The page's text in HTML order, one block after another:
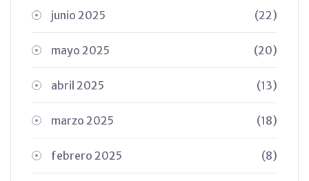
junio 2025 (22)
mayo 2025 (20)
abril 2025 (13)
marzo 2025 (18)
febrero 2025 (8)